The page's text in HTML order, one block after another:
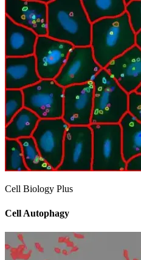
Cell Biology Plus
Cell Autophagy